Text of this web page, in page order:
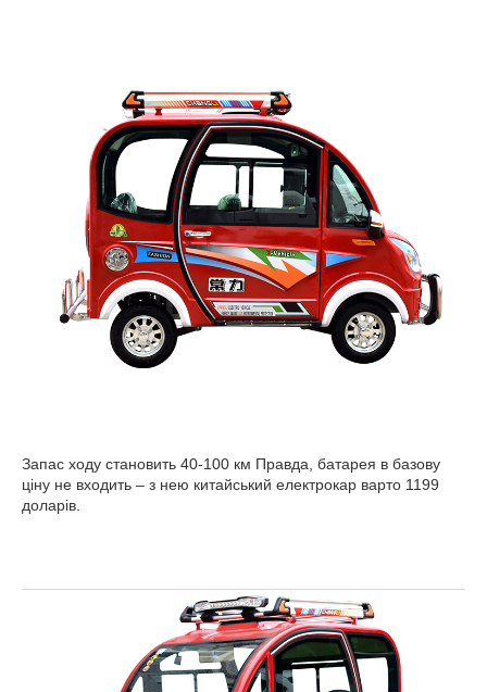
Запас ходу становить 40-100 км Правда, батарея в базову
ціну не входить – з нею китайський електрокар варто 1199
доларів.